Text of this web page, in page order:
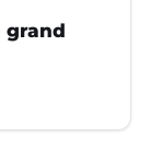
grand